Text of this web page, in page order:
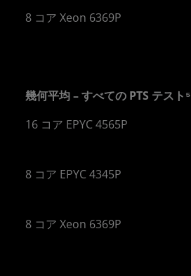
8 コア Xeon 6369P
幾何平均 – すべての PTS テスト⁵
16 コア EPYC 4565P
8 コア EPYC 4345P
8 コア Xeon 6369P